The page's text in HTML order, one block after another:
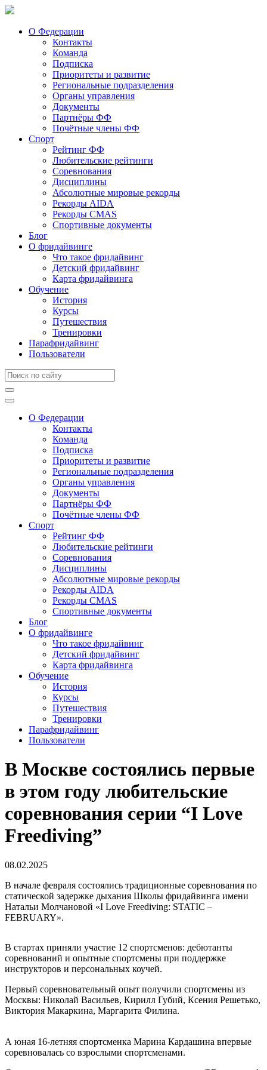
О Федерации
Контакты
Команда
Подписка
Приоритеты и развитие
Региональные подразделения
Органы управления
Документы
Партнёры ФФ
Почётные члены ФФ
Спорт
Рейтинг ФФ
Любительские рейтинги
Соревнования
Дисциплины
Абсолютные мировые рекорды
Рекорды AIDA
Рекорды CMAS
Спортивные документы
Блог
О фридайвинге
Что такое фридайвинг
Детский фридайвинг
Карта фридайвинга
Обучение
История
Курсы
Путешествия
Тренировки
Парафридайвинг
Пользователи
О Федерации
Контакты
Команда
Подписка
Приоритеты и развитие
Региональные подразделения
Органы управления
Документы
Партнёры ФФ
Почётные члены ФФ
Спорт
Рейтинг ФФ
Любительские рейтинги
Соревнования
Дисциплины
Абсолютные мировые рекорды
Рекорды AIDA
Рекорды CMAS
Спортивные документы
Блог
О фридайвинге
Что такое фридайвинг
Детский фридайвинг
Карта фридайвинга
Обучение
История
Курсы
Путешествия
Тренировки
Парафридайвинг
Пользователи
В Москве состоялись первые
в этом году любительские
соревнования серии “I Love
Freediving”
08.02.2025
В начале февраля состоялись традиционные соревнования по
статической задержке дыхания Школы фридайвинга имени
Натальи Молчановой «I Love Freediving: STATIC –
FEBRUARY».
В стартах приняли участие 12 спортсменов: дебютанты
соревнований и опытные спортсмены при поддержке
инструкторов и персональных коучей.
Первый соревновательный опыт получили спортсмены из
Москвы: Николай Васильев, Кирилл Губий, Ксения Решетько,
Виктория Макаркина, Маргарита Филина.
А юная 16-летняя спортсменка Марина Кардашина впервые
соревновалась со взрослыми спортсменами.